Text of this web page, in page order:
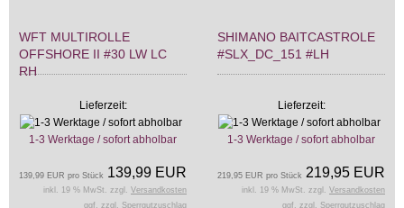
WFT MULTIROLLE
OFFSHORE II #30 LW LC
RH
Lieferzeit:
1-3 Werktage / sofort abholbar
139,99 EUR
139,99 EUR pro Stück
inkl. 19 % MwSt. zzgl. Versandkosten
ggf. zzgl. Sperrgutzuschlag
SHIMANO BAITCASTROLE
#SLX_DC_151 #LH
Lieferzeit:
1-3 Werktage / sofort abholbar
219,95 EUR
219,95 EUR pro Stück
inkl. 19 % MwSt. zzgl. Versandkosten
ggf. zzgl. Sperrgutzuschlag